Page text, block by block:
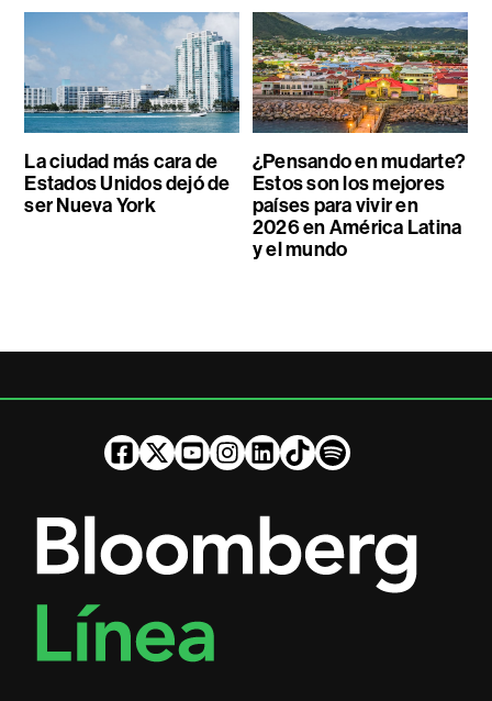
La ciudad más cara de
Estados Unidos dejó de
ser Nueva York
¿Pensando en mudarte?
Estos son los mejores
países para vivir en
2026 en América Latina
y el mundo